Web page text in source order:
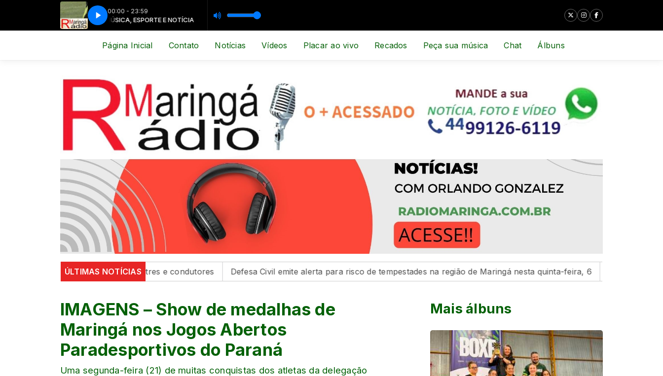
00:00 - 23:59
MÚSICA, ESPORTE E NOTÍCIA MÚSICA, ESPORTE E NOTÍCIA
Página Inicial Contato Notícias Vídeos Placar ao vivo Recados Peça sua música Chat Álbuns
ÚLTIMAS NOTÍCIAS
segurança de pedestres e condutores Defesa Civil emite alerta para risco de tempestades na região de Maringá nesta quinta-feira, 6 Hospital da Criança de
IMAGENS – Show de medalhas de
Maringá nos Jogos Abertos
Paradesportivos do Paraná
Uma segunda-feira (21) de muitas conquistas dos atletas da delegação
Mais álbuns